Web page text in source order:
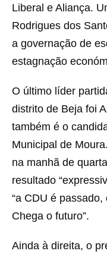
Liberal e Aliança.
Rodrigues dos
a governação de
estagnação
O último líder
distrito de Beja foi
também é o
Municipal de
na manhã de
resultado
“a CDU é
Chega o futuro”.
Ainda à direita, o